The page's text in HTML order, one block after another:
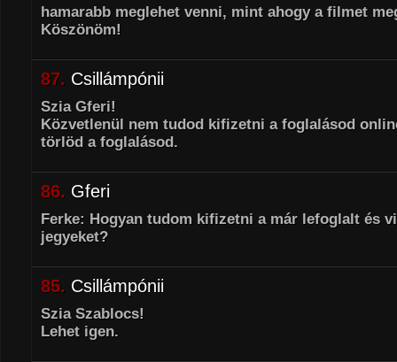
hamarabb meglehet venni, mint ahogy a filmet
Köszönöm!
87. Csillámpónii
Szia Gferi!
Közvetlenül nem tudod kifizetni a foglalásod
törlöd a foglalásod.
86. Gferi
Ferke: Hogyan tudom kifizetni a már lefoglalt és
jegyeket?
85. Csillámpónii
Szia Szablocs!
Lehet igen.